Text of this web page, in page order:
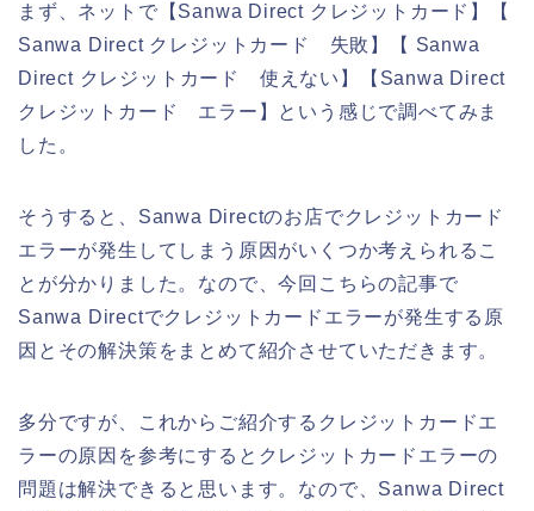
まず、ネットで【Sanwa Direct クレジットカード】【
Sanwa Direct クレジットカード 失敗】【 Sanwa
Direct クレジットカード 使えない】【Sanwa Direct
クレジットカード エラー】という感じで調べてみま
した。
そうすると、Sanwa Directのお店でクレジットカード
エラーが発生してしまう原因がいくつか考えられるこ
とが分かりました。なので、今回こちらの記事で
Sanwa Directでクレジットカードエラーが発生する原
因とその解決策をまとめて紹介させていただきます。
多分ですが、これからご紹介するクレジットカードエ
ラーの原因を参考にするとクレジットカードエラーの
問題は解決できると思います。なので、Sanwa Direct